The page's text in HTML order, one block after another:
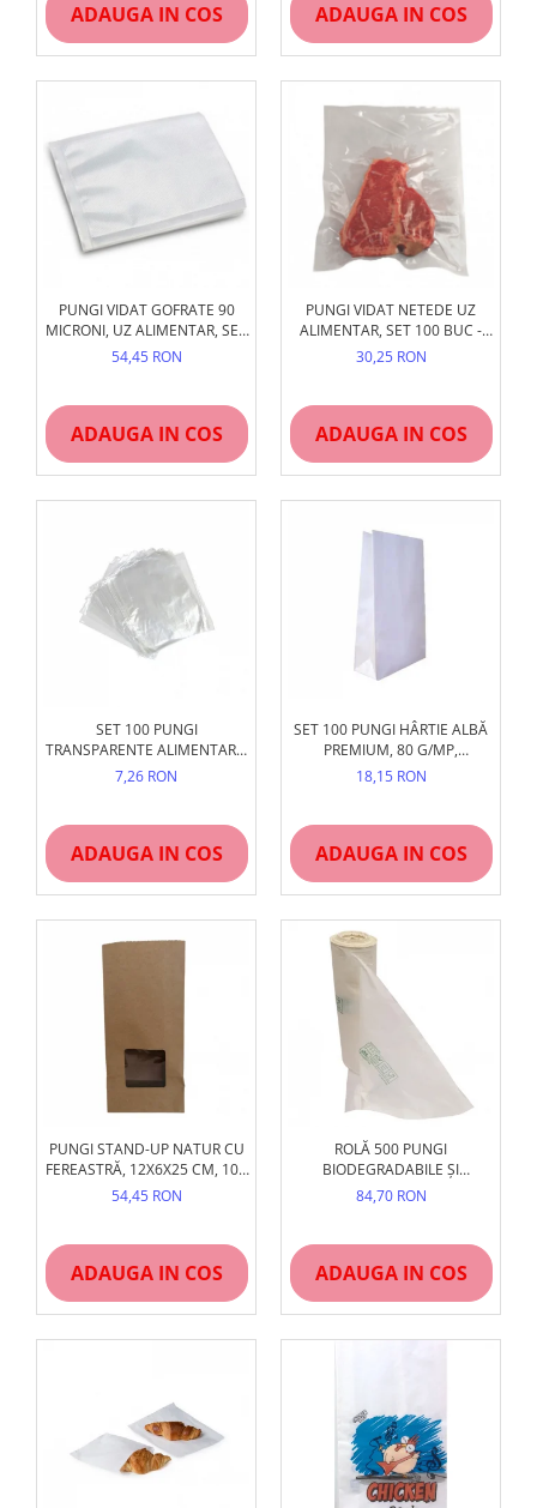
ADAUGA IN COS ADAUGA IN COS
PUNGI VIDAT GOFRATE 90
MICRONI, UZ ALIMENTAR, SET
100 BUC
54,45 RON
ADAUGA IN COS
PUNGI VIDAT NETEDE UZ
ALIMENTAR, SET 100 BUC -
DIVERSE MĂRIMI
30,25 RON
ADAUGA IN COS
SET 100 PUNGI
TRANSPARENTE ALIMENTARE,
REZISTENTE CONGELARE
7,26 RON
ADAUGA IN COS
SET 100 PUNGI HÂRTIE ALBĂ
PREMIUM, 80 G/MP,
NETIPĂRITE (DIVERSE
18,15 RON
ADAUGA IN COS
PUNGI STAND-UP NATUR CU
FEREASTRĂ, 12X6X25 CM, 100
BUC
54,45 RON
ADAUGA IN COS
ROLĂ 500 PUNGI
BIODEGRADABILE ȘI
COMPOSTABILE, 250X300
84,70 RON
ADAUGA IN COS